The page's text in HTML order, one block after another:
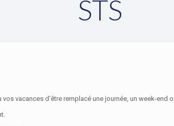
STS
vacances d’être remplacé une journée, un week-end